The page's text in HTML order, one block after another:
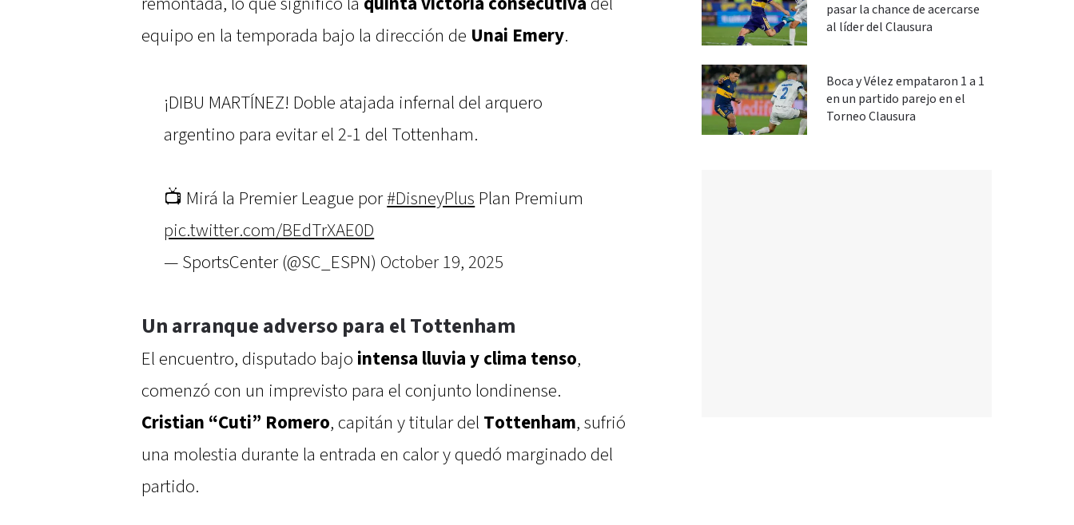
equipo en la temporada bajo la dirección de Unai Emery.
¡DIBU MARTÍNEZ! Doble atajada infernal del arquero
argentino para evitar el 2-1 del Tottenham.
📺 Mirá la Premier League por#DisneyPlus Plan Premium
pic.twitter.com/BEdTrXAE0D
— SportsCenter (@SC_ESPN)October 19, 2025
Un arranque adverso para el Tottenham
El encuentro, disputado bajo intensa lluvia y clima tenso,
comenzó con un imprevisto para el conjunto londinense.
Cristian “Cuti” Romero, capitán y titular del Tottenham, sufrió
una molestia durante la entrada en calor y quedó marginado del
partido.
pasar la chance de acercarse
al líder del Clausura
Boca y Vélez empataron 1 a 1
en un partido parejo en el
Torneo Clausura